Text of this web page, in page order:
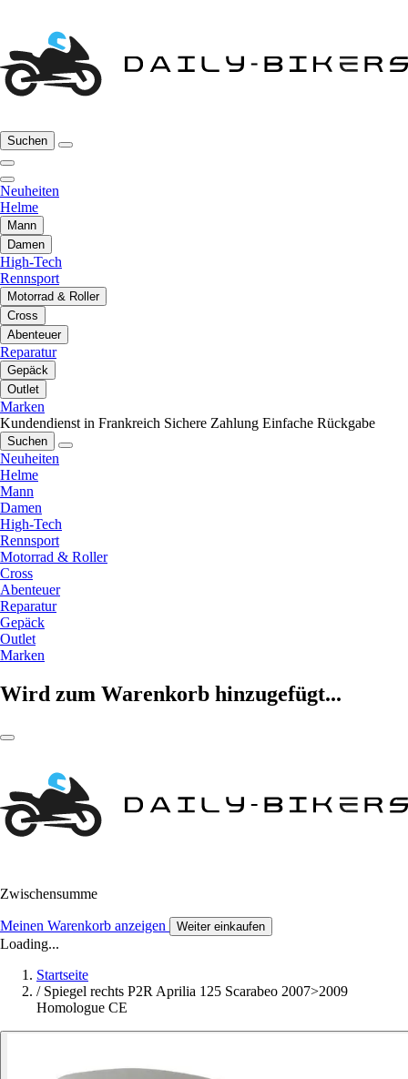
Suchen
Neuheiten
Helme
Mann
Damen
High-Tech
Rennsport
Motorrad & Roller
Cross
Abenteuer
Reparatur
Gepäck
Outlet
Marken
Kundendienst in Frankreich Sichere Zahlung Einfache Rückgabe
Suchen
Neuheiten
Helme
Mann
Damen
High-Tech
Rennsport
Motorrad & Roller
Cross
Abenteuer
Reparatur
Gepäck
Outlet
Marken
Wird zum Warenkorb hinzugefügt...
Zwischensumme
Meinen Warenkorb anzeigen Weiter einkaufen
Loading...
Startseite
/ Spiegel rechts P2R Aprilia 125 Scarabeo 2007>2009
Homologue CE